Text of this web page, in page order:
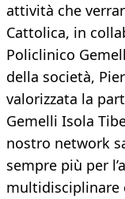
attività che
Cattolica, in
Policlinico
della società,
valorizzata la
Gemelli Isola
nostro network
sempre più per
multidisciplinare